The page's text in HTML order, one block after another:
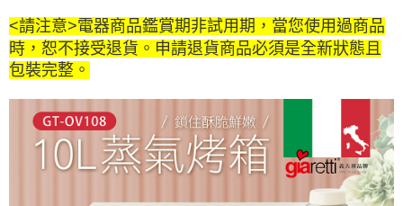
<請注意>電器商品鑑賞期非試用期，當您使用過商品
時，恕不接受退貨。申請退貨商品必須是全新狀態且
包裝完整。